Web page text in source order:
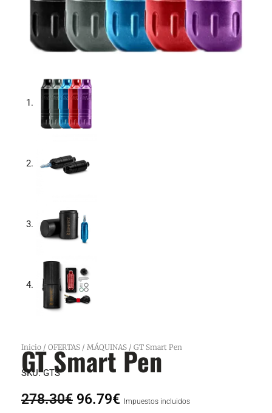
Inicio / OFERTAS / MÁQUINAS / GT Smart Pen
GT Smart Pen
SKU:GTS
278.30€ El
96.79€ El
Impuestos incluidos